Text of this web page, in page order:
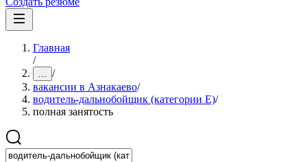
Главная
/
... /
вакансии в Азнакаево/
водитель-дальнобойщик (категории Е)/
полная занятость